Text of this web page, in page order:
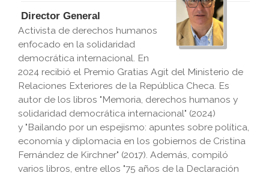
Director General
Activista de derechos humanos
enfocado en la solidaridad
democrática internacional. En
2024 recibió el Premio Gratias Agit del Ministerio de
Relaciones Exteriores de la República Checa. Es
autor de los libros "Memoria, derechos humanos y
solidaridad democrática internacional" (2024)
y "Bailando por un espejismo: apuntes sobre política,
economía y diplomacia en los gobiernos de Cristina
Fernández de Kirchner" (2017). Además, compiló
varios libros, entre ellos "75 años de la Declaración